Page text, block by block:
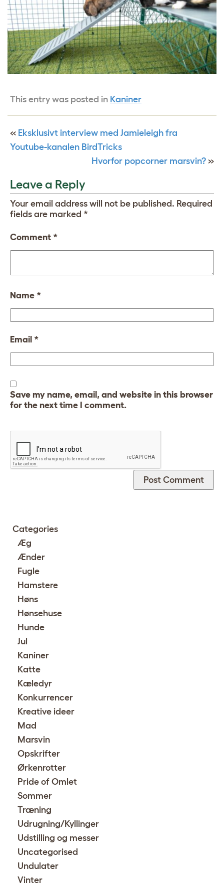
This entry was posted in Kaniner
« Eksklusivt interview med Jamieleigh fra
Youtube-kanalen BirdTricks
Hvorfor popcorner marsvin? »
Leave a Reply
Your email address will not be published. Required
fields are marked *
Comment *
Name *
Email *
Save my name, email, and website in this browser
for the next time I comment.
Categories
Æg
Ænder
Fugle
Hamstere
Høns
Hønsehuse
Hunde
Jul
Kaniner
Katte
Kæledyr
Konkurrencer
Kreative ideer
Mad
Marsvin
Opskrifter
Ørkenrotter
Pride of Omlet
Sommer
Træning
Udrugning/Kyllinger
Udstilling og messer
Uncategorised
Undulater
Vinter